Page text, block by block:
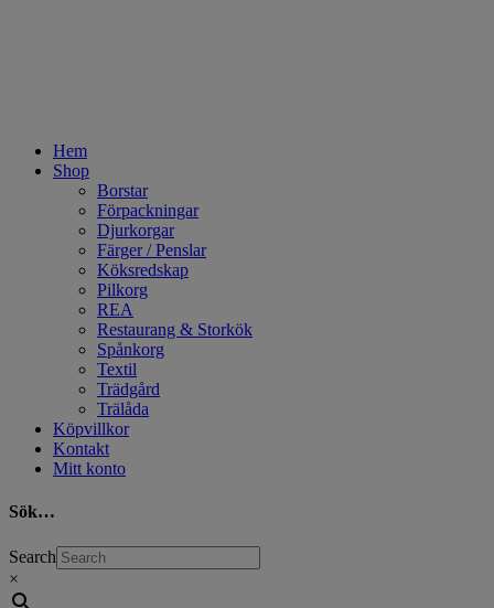
Hem
Shop
Borstar
Förpackningar
Djurkorgar
Färger / Penslar
Köksredskap
Pilkorg
REA
Restaurang & Storkök
Spånkorg
Textil
Trädgård
Trälåda
Köpvillkor
Kontakt
Mitt konto
Sök…
Search
×